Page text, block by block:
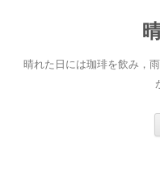
晴れた日には珈琲を飲み，